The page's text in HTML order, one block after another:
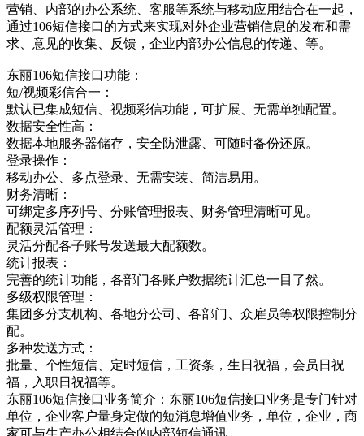
营销、内部的办公系统、客服等系统与移动应用结合在一起，
通过106短信接口的方式来实现对外企业营销信息的发布和需
求、意见的收集、反馈，企业内部办公信息的传递、等。
东丽106短信接口功能：
短/视频彩信合一：
默认已集成短信、视频彩信功能，可扩展、无需单独配置。
数据安全性高：
数据本地服务器储存，安全防泄露、可随时备份还原。
登录操作：
移动办公、多点登录、无需安装、简洁易用。
财务清晰：
可绑定多序列号、分账管理报表、财务管理清晰可见。
配额灵活管理：
灵活分配各子账号发送最大配额数。
统计报表：
完善的统计功能，各部门各账户数据统计汇总一目了然。
多级权限管理：
集团多分支机构、各地分公司、各部门、众雇员等权限控制分
配。
多种发送方式：
批量、个性短信、定时短信，工资条，生日祝福，会员日祝
福，入职日祝福等。
东丽106短信接口业务简介：东丽106短信接口业务是专门针对
单位，企业客户量身定做的短消息增值业务，单位，企业，商
家可与生产办公相结合的内部短信通讯，